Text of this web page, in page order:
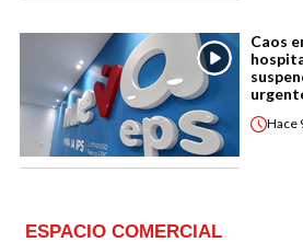
Caos
Hace